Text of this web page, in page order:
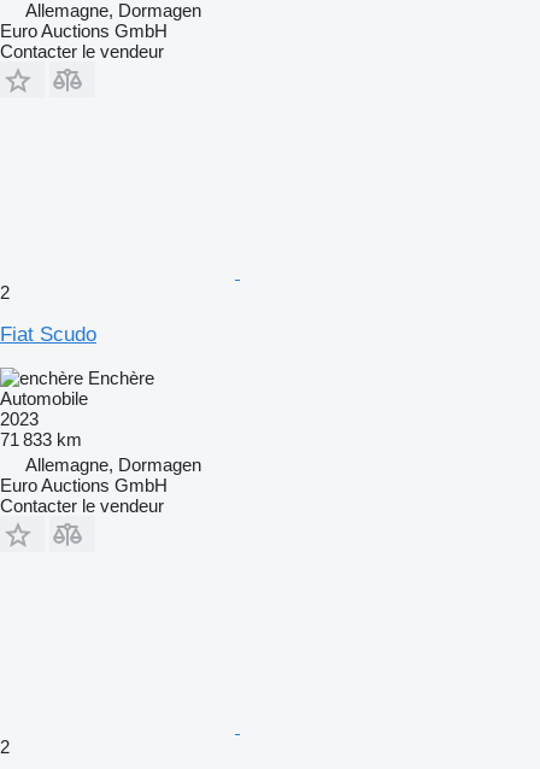
Allemagne, Dormagen
Euro Auctions GmbH
Contacter le vendeur
2
Fiat Scudo
Enchère
Automobile
2023
71 833 km
Allemagne, Dormagen
Euro Auctions GmbH
Contacter le vendeur
2